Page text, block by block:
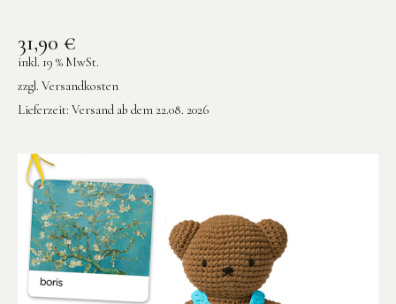
31,90 €
inkl. 19 % MwSt.
zzgl. Versandkosten
Lieferzeit: Versand ab dem 22.08. 2026